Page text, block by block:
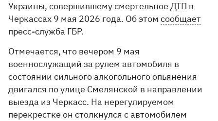
Украины, совершившему смертельноеДТП в
Черкассах 9 мая 2026 года. Об этомсообщает
пресс-служба ГБР.
Отмечается, что вечером 9 мая
военнослужащий за рулем автомобиля в
состоянии сильного алкогольного опьянения
двигался по улице Смелянской в ​​направлении
выезда из Черкасс. На нерегулируемом
перекрестке он столкнулся с автомобилем